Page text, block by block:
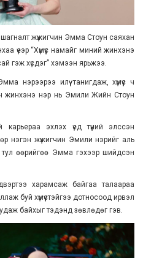
жүжигчин Эмма Стоун саяхан
үеэр “Хүмүүс намайг миний жинхэнэ
гэж хүсдэг” хэмээн ярьжээ.
нэрээрээ илүү танигдаж, хүмүүс ч
ч жинхэнэ нэр нь Эмили Жийн Стоун
эхлэх үед түүний элссэн
нэгэн жүжигчин Эмили нэрийг аль
өөрийгөө Эмма гэхээр шийдсэн
харамсаж байгаа талаараа
буй хүмүүстэйгээ дотносоод ирвэл
байхыг тэдэнд зөвлөдөг гэв.